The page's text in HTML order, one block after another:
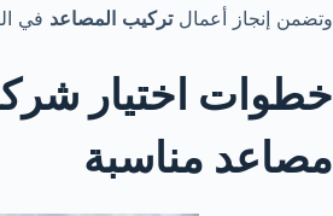
وتضمن إنجاز أعمالتركيب المصاعد في
خطوات اختيار
مصاعد مناسبة